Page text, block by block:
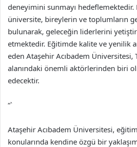
deneyimini sunmayı hedeflemektedir.
üniversite, bireylerin ve toplumların
bulunarak, geleceğin liderlerini
etmektedir. Eğitimde kalite ve yenilik
eden Ataşehir Acıbadem Üniversitesi,
alanındaki önemli aktörlerinden biri
edecektir.
“`
Ataşehir Acıbadem Üniversitesi,
konularında kendine özgü bir